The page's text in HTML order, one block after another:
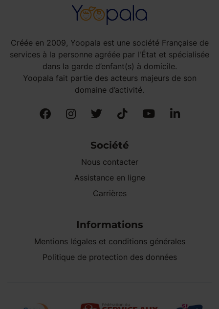
Créée en 2009, Yoopala est une société Française de
services à la personne agréée par l'État et spécialisée
dans la garde d’enfant(s) à domicile.
Yoopala fait partie des acteurs majeurs de son
domaine d’activité.
Société
Nous contacter
Assistance en ligne
Carrières
Informations
Mentions légales et conditions générales
Politique de protection des données